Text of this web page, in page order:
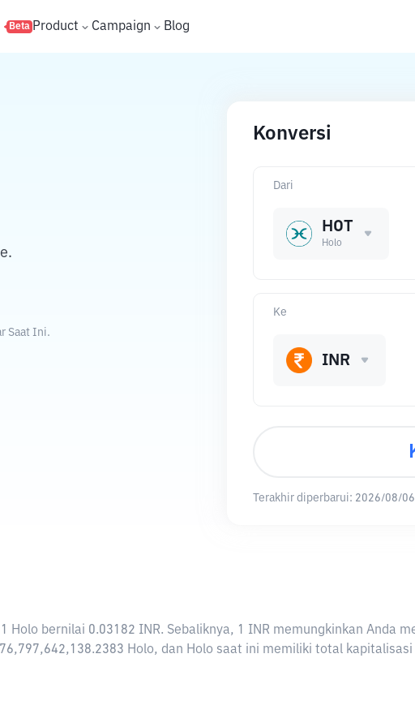
Beta Product Campaign Blog
Saat Ini.
Konversi
Dari
HOT
Holo
Ke
INR
Terakhir diperbarui: 2026/08/
Holo bernilai 0.03182 INR. Sebaliknya, 1 INR memungkinkan Anda
Holo, dan Holo saat ini memiliki total